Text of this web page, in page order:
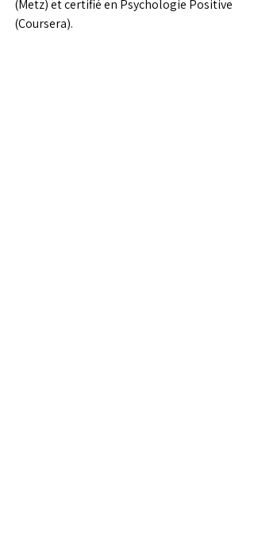
(Metz) et certifié en Psychologie Positive
(Coursera).